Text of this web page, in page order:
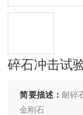
碎石冲击试
简要描述： 耐碎
金刚石